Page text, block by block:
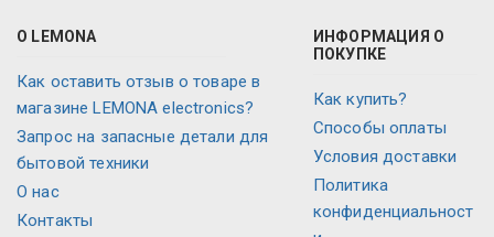
О LEMONA
Как оставить отзыв о товаре в
магазине LEMONA electronics?
Запрос на запасные детали для
бытовой техники
О нас
Контакты
ИНФОРМАЦИЯ О
ПОКУПКЕ
Как купить?
Способы оплаты
Условия доставки
Политика
конфиденциальност